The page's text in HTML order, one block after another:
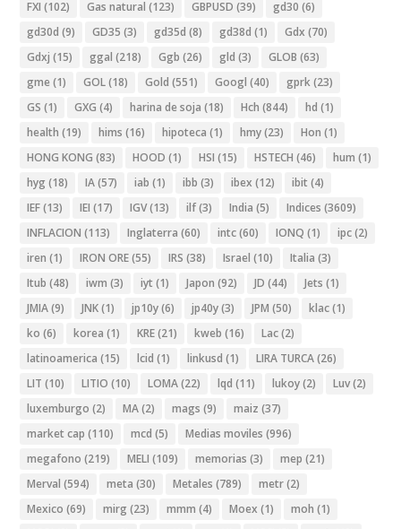
FXI (102) Gas natural (123) GBPUSD (39) gd30 (6)
gd30d (9) GD35 (3) gd35d (8) gd38d (1) Gdx (70)
Gdxj (15) ggal (218) Ggb (26) gld (3) GLOB (63)
gme (1) GOL(18) Gold (551) Googl (40) gprk(23)
GS (1) GXG (4) harina de soja (18) Hch (844) hd (1)
health (19) hims (16) hipoteca (1) hmy(23) Hon (1)
HONG KONG (83) HOOD (1) HSI (15) HSTECH (46) hum (1)
hyg (18) IA(57) iab (1) ibb (3) ibex (12) ibit (4)
IEF(13) IEI (17) IGV(13) ilf(3) India (5) Indices (3609)
INFLACION (113) Inglaterra (60) intc(60) IONQ (1) ipc(2)
iren (1) IRON ORE(55) IRS (38) Israel (10) Italia (3)
Itub (48) iwm (3) iyt (1) Japon (92) JD (44) Jets (1)
JMIA(9) JNK(1) jp10y(6) jp40y(3) JPM (50) klac(1)
ko (6) korea (1) KRE(21) kweb (16) Lac(2)
latinoamerica (15) lcid (1) linkusd (1) LIRA TURCA(26)
LIT (10) LITIO (10) LOMA(22) lqd (11) lukoy(2) Luv(2)
luxemburgo (2) MA(2) mags (9) maiz (37)
market cap (110) mcd (5) Medias moviles (996)
megafono (219) MELI (109) memorias (3) mep (21)
Merval (594) meta (30) Metales (789) metr(2)
Mexico (69) mirg (23) mmm (4) Moex (1) moh (1)